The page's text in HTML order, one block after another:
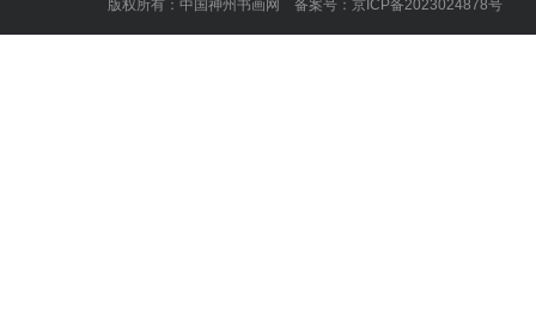
版权所有：中国神州书画网 备案号： 京ICP备2023024878号